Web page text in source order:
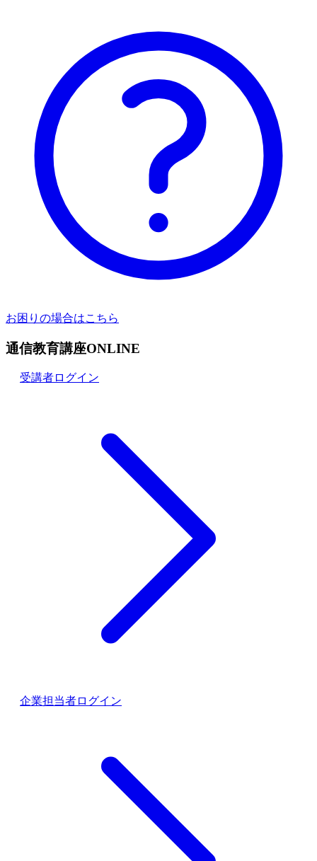
お困りの場合はこちら
通信教育講座ONLINE
受講者ログイン
企業担当者ログイン